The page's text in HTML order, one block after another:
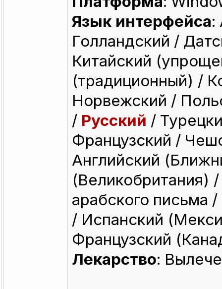
Язык интерфейса:
Голландский /
Китайский
(традиционный) /
Норвежский /
/ Русский /
Французский /
Английский
(Великобритания)
арабского письма
/ Испанский
Французский
Лекарство: